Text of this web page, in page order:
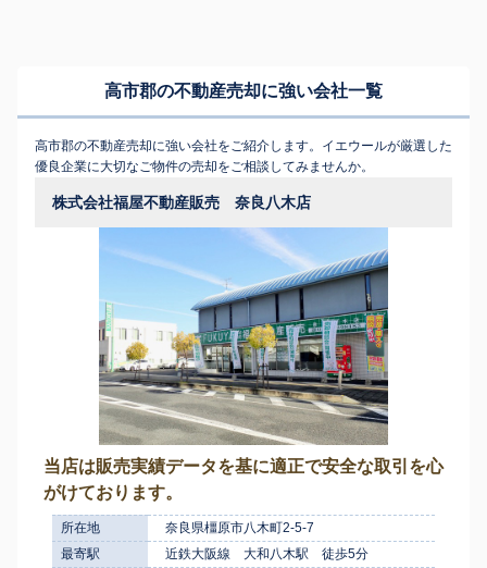
高市郡の不動産売却に強い会社一覧
高市郡の不動産売却に強い会社をご紹介します。イエウールが厳選した
優良企業に大切なご物件の売却をご相談してみませんか。
株式会社福屋不動産販売 奈良八木店
当店は販売実績データを基に適正で安全な取引を心
がけております。
所在地
奈良県橿原市八木町2-5-7
最寄駅
近鉄大阪線 大和八木駅 徒歩5分